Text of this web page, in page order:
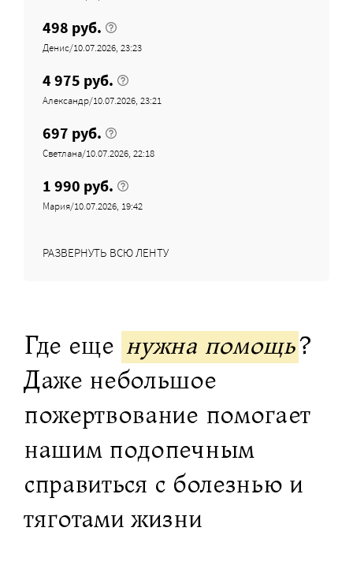
498 руб.
Денис/10.07.2026, 23:23
4 975 руб.
Александр/10.07.2026, 23:21
697 руб.
Светлана/10.07.2026, 22:18
1 990 руб.
Мария/10.07.2026, 19:42
РАЗВЕРНУТЬ ВСЮ ЛЕНТУ
Где еще нужна помощь?
Даже небольшое
пожертвование помогает
нашим подопечным
справиться с болезнью и
тяготами жизни